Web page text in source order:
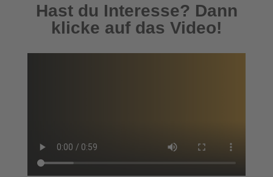
Hast du Interesse? Dann
klicke auf das Video!